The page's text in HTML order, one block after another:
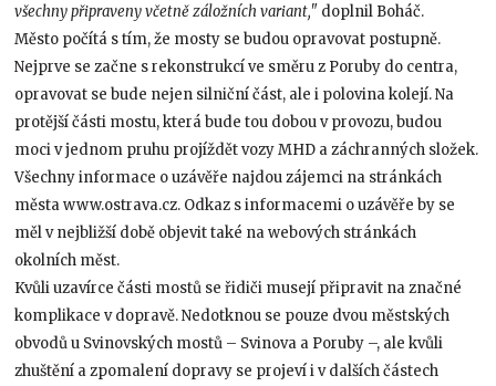
všechny připraveny včetně záložních variant," doplnil Boháč.
Město počítá s tím, že mosty se budou opravovat postupně.
Nejprve se začne s rekonstrukcí ve směru z Poruby do centra,
opravovat se bude nejen silniční část, ale i polovina kolejí. Na
protější části mostu, která bude tou dobou v provozu, budou
moci v jednom pruhu projíždět vozy MHD a záchranných složek.
Všechny informace o uzávěře najdou zájemci na stránkách
města www.ostrava.cz. Odkaz s informacemi o uzávěře by se
měl v nejbližší době objevit také na webových stránkách
okolních měst.
Kvůli uzavírce části mostů se řidiči musejí připravit na značné
komplikace v dopravě. Nedotknou se pouze dvou městských
obvodů u Svinovských mostů – Svinova a Poruby –, ale kvůli
zhuštění a zpomalení dopravy se projeví i v dalších částech